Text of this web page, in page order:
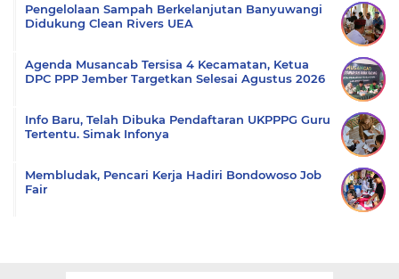
Pengelolaan Sampah Berkelanjutan Banyuwangi
Didukung Clean Rivers UEA
Agenda Musancab Tersisa 4 Kecamatan, Ketua
DPC PPP Jember Targetkan Selesai Agustus 2026
Info Baru, Telah Dibuka Pendaftaran UKPPPG Guru
Tertentu. Simak Infonya
Membludak, Pencari Kerja Hadiri Bondowoso Job
Fair